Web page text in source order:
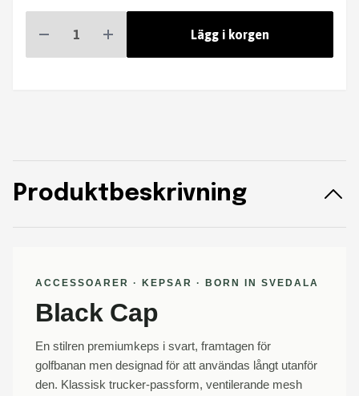
Lägg i korgen
Produktbeskrivning
ACCESSOARER · KEPSAR · BORN IN SVEDALA
Black Cap
En stilren premiumkeps i svart, framtagen för
golfbanan men designad för att användas långt utanför
den. Klassisk trucker-passform, ventilerande mesh